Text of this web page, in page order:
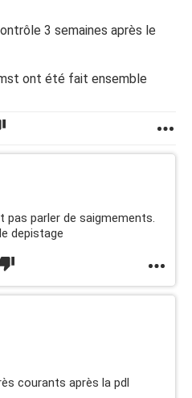
3 semaines après le
ont été fait ensemble
pas parler de saigmements.
depistage
courants après la pdl